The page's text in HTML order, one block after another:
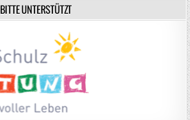
BITTE UNTERSTÜTZT